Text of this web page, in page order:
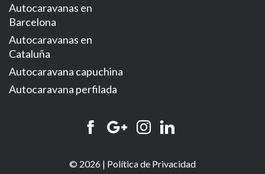
Autocaravanas en
Barcelona
Autocaravanas en
Cataluña
Autocaravana capuchina
Autocaravana perfilada
© 2026 | Política de Privacidad